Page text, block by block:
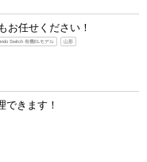
お任せください！
Switch 有機ELモデル 山形
できます！